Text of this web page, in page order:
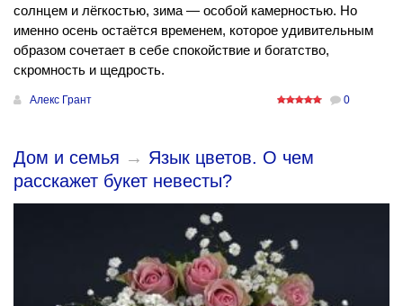
солнцем и лёгкостью, зима — особой камерностью. Но
именно осень остаётся временем, которое удивительным
образом сочетает в себе спокойствие и богатство,
скромность и щедрость.
Алекс Грант 0
Дом и семья → Язык цветов. О чем
расскажет букет невесты?